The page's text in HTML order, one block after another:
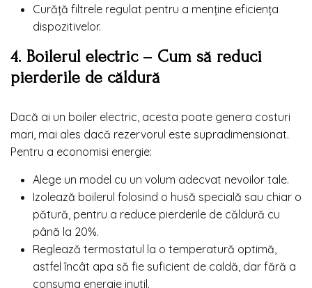
Curăță filtrele regulat pentru a menține eficiența
dispozitivelor.
4. Boilerul electric – Cum să reduci
pierderile de căldură
Dacă ai un boiler electric, acesta poate genera costuri
mari, mai ales dacă rezervorul este supradimensionat.
Pentru a economisi energie:
Alege un model cu un volum adecvat nevoilor tale.
Izolează boilerul folosind o husă specială sau chiar o
pătură, pentru a reduce pierderile de căldură cu
până la 20%.
Reglează termostatul la o temperatură optimă,
astfel încât apa să fie suficient de caldă, dar fără a
consuma energie inutil.